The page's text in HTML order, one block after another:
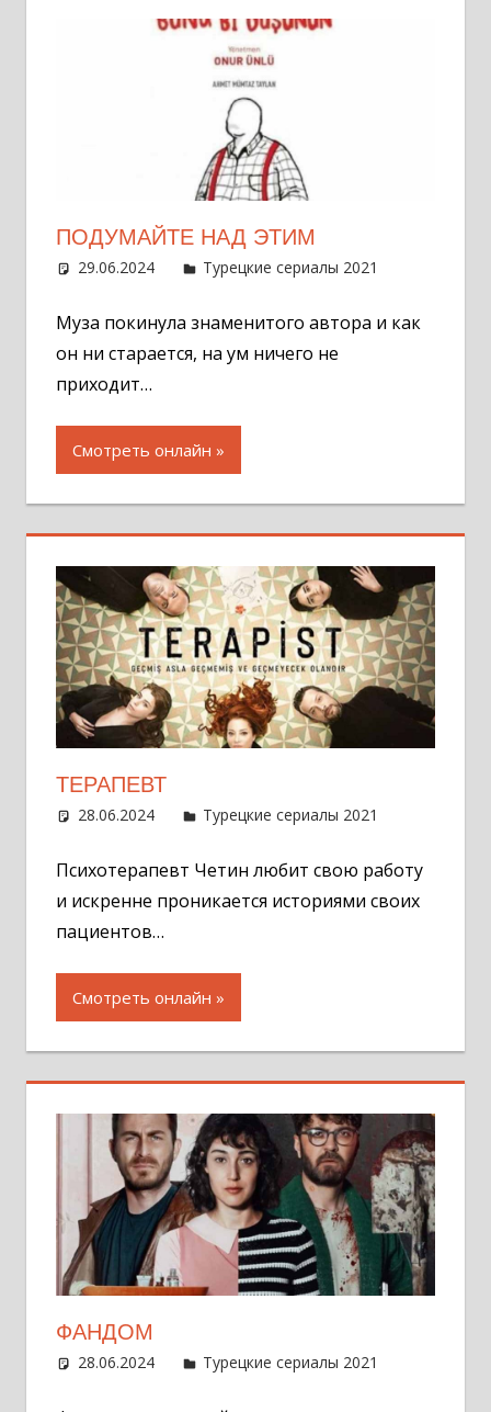
ПОДУМАЙТЕ НАД ЭТИМ
29.06.2024 Администратор
Турецкие сериалы 2021
Муза покинула знаменитого автора и как
он ни старается, на ум ничего не
приходит…
Смотреть онлайн
ТЕРАПЕВТ
28.06.2024 Администратор
Турецкие сериалы 2021
Психотерапевт Четин любит свою работу
и искренне проникается историями своих
пациентов…
Смотреть онлайн
ФАНДОМ
28.06.2024 Администратор
Турецкие сериалы 2021